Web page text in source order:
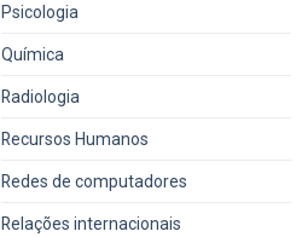
Psicologia
Química
Radiologia
Recursos Humanos
Redes de computadores
Relações internacionais